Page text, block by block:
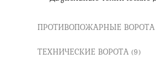
ПРОТИВОПОЖАРНЫЕ ВОРОТА
ТЕХНИЧЕСКИЕ ВОРОТА (9)